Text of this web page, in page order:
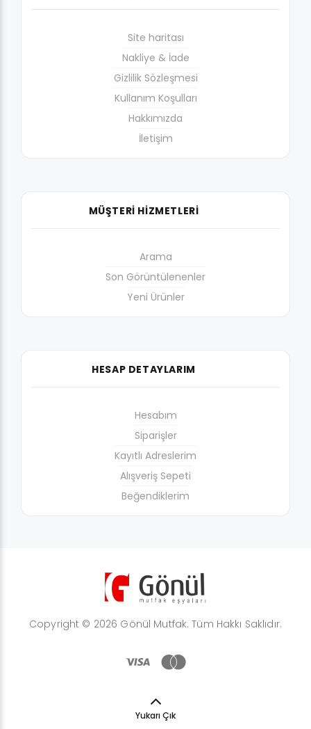
Site haritası
Nakliye & İade
Gizlilik Sözleşmesi
Kullanım Koşulları
Hakkımızda
İletişim
MÜŞTERİ HİZMETLERİ
Arama
Son Görüntülenenler
Yeni Ürünler
HESAP DETAYLARIM
Hesabım
Siparişler
Kayıtlı Adreslerim
Alışveriş Sepeti
Beğendiklerim
Copyright © 2026 Gönül Mutfak. Tüm Hakkı Saklıdır.
Yukarı Çık